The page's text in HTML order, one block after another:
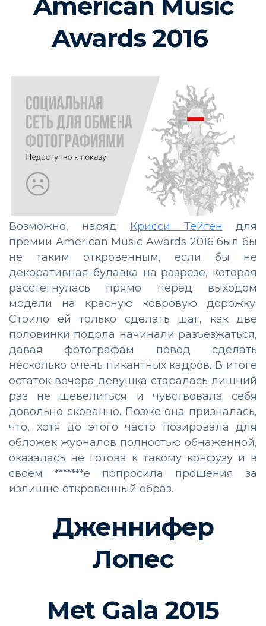
American Music
Awards 2016
Возможно, наряд Крисси Тейген для
премии American Music Awards 2016 был бы
не таким откровенным, если бы не
декоративная булавка на разрезе, которая
расстегнулась прямо перед выходом
модели на красную ковровую дорожку.
Стоило ей только сделать шаг, как две
половинки подола начинали разъезжаться,
давая фотографам повод сделать
несколько очень пикантных кадров. В итоге
остаток вечера девушка старалась лишний
раз не шевелиться и чувствовала себя
довольно скованно. Позже она призналась,
что, хотя до этого часто позировала для
обложек журналов полностью обнаженной,
оказалась не готова к такому конфузу и в
своем *******е попросила прощения за
излишне откровенный образ.
Дженнифер
Лопес
Met Gala 2015